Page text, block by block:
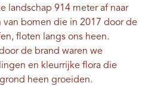
landschap 914 meter af naar
van bomen die in 2017 door de
floten langs ons heen.
de brand waren we
en kleurrijke flora die
heen groeiden.